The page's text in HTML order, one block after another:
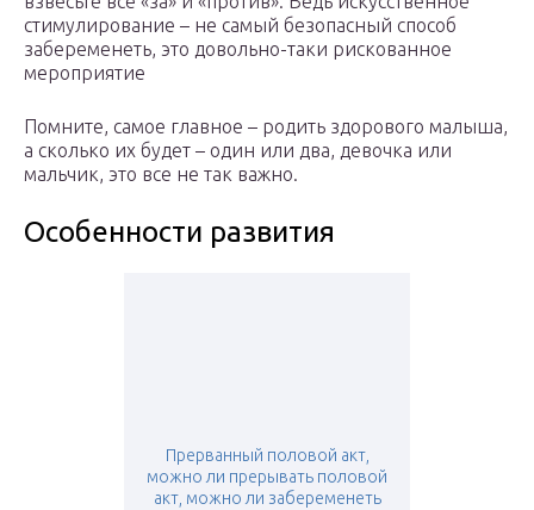
стимулирование – не самый безопасный способ
забеременеть, это довольно-таки рискованное
мероприятие
Помните, самое главное – родить здорового малыша,
а сколько их будет – один или два, девочка или
мальчик, это все не так важно.
Особенности развития
Прерванный половой акт,
можно ли прерывать половой
акт, можно ли забеременеть